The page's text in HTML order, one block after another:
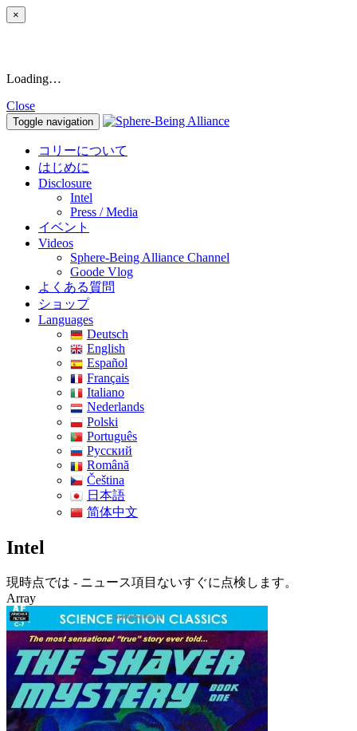
×
Loading…
Close
Toggle navigation
コリーについて
はじめに
Disclosure
Intel
Press / Media
イベント
Videos
Sphere-Being Alliance Channel
Goode Vlog
よくある質問
ショップ
Languages
Deutsch
English
Español
Français
Italiano
Nederlands
Polski
Português
Pусский
Română
Čeština
日本語
简体中文
Intel
現時点では - ニュース項目ないすぐに点検します。
Array